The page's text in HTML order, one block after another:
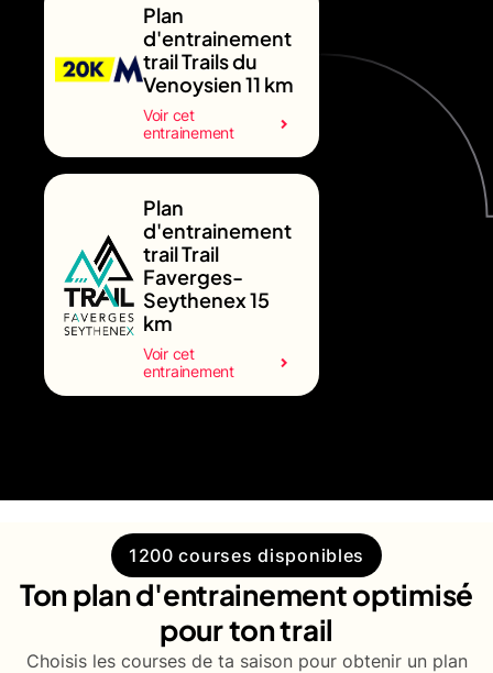
Plan
d'entrainement
trail Trails du
Venoysien 11 km
Voir cet
entrainement
Plan
d'entrainement
trail Trail
Faverges-
Seythenex 15
km
Voir cet
entrainement
1200 courses disponibles
Ton plan d'entrainement optimisé
pour ton trail
Choisis les courses de ta saison pour obtenir un plan